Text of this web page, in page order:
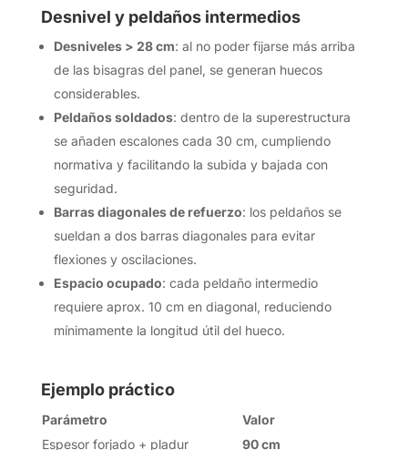
Desnivel y peldaños intermedios
Desniveles > 28 cm: al no poder fijarse más arriba
de las bisagras del panel, se generan huecos
considerables.
Peldaños soldados: dentro de la superestructura
se añaden escalones cada 30 cm, cumpliendo
normativa y facilitando la subida y bajada con
seguridad.
Barras diagonales de refuerzo: los peldaños se
sueldan a dos barras diagonales para evitar
flexiones y oscilaciones.
Espacio ocupado: cada peldaño intermedio
requiere aprox. 10 cm en diagonal, reduciendo
mínimamente la longitud útil del hueco.
Ejemplo práctico
Parámetro
Valor
Espesor forjado + pladur
90 cm